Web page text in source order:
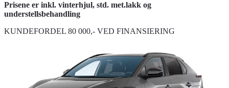
Prisene er inkl. vinterhjul, std. met.lakk og
understellsbehandling
KUNDEFORDEL 80 000,- VED FINANSIERING